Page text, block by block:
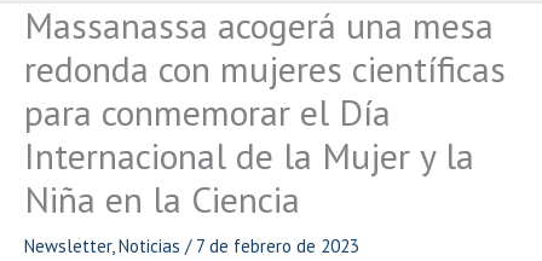
Massanassa acogerá una mesa
redonda con mujeres científicas
para conmemorar el Día
Internacional de la Mujer y la
Niña en la Ciencia
Newsletter,Noticias / 7 de febrero de 2023